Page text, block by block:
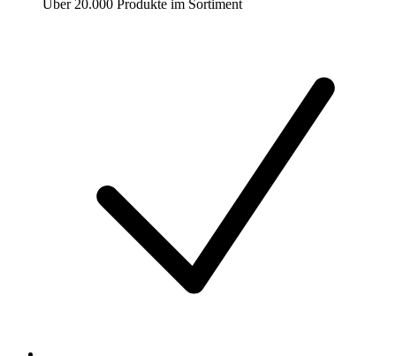
Über 20.000 Produkte im Sortiment